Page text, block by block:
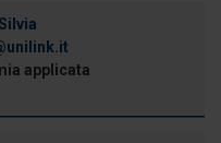
applicata